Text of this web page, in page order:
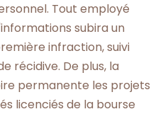
Tout employé
subira un
infraction, suivi
récidive. De plus, la
permanente les projets
licenciés de la bourse